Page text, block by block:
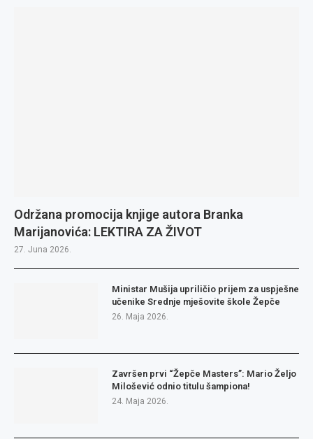
Održana promocija knjige autora Branka
Marijanovića: LEKTIRA ZA ŽIVOT
27. Juna 2026.
Ministar Mušija upriličio prijem za uspješne
učenike Srednje mješovite škole Žepče
26. Maja 2026.
Završen prvi “Žepče Masters”: Mario Željo
Milošević odnio titulu šampiona!
24. Maja 2026.